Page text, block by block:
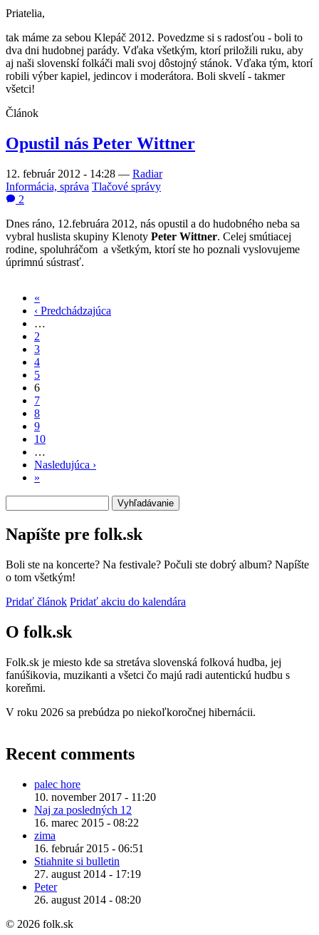
Priatelia,
tak máme za sebou Klepáč 2012. Povedzme si s radosťou - boli to
dva dni hudobnej parády. Vďaka všetkým, ktorí priložili ruku, aby
aj naši slovenskí folkáči mali svoj dôstojný stánok. Vďaka tým, ktorí
robili výber kapiel, jedincov i moderátora. Boli skvelí - takmer
všetci!
Článok
Opustil nás Peter Wittner
12. február 2012 - 14:28 — Radiar
Informácia, správa Tlačové správy
2
Dnes ráno, 12.februára 2012, nás opustil a do hudobného neba sa
vybral huslista skupiny Klenoty Peter Wittner. Celej smútiacej
rodine, spoluhráčom a všetkým, ktorí ste ho poznali vyslovujeme
úprimnú sústrasť.
Stránkovanie
«
strana
‹ Predchádzajúca
…
2
3
4
5
6
7
8
9
10
…
Nasledujúca ›
»
Napíšte pre folk.sk
Boli ste na koncerte? Na festivale? Počuli ste dobrý album? Napíšte
o tom všetkým!
Pridať článok Pridať akciu do kalendára
O folk.sk
Folk.sk je miesto kde sa stretáva slovenská folková hudba, jej
fanúšikovia, muzikanti a všetci čo majú radi autentickú hudbu s
koreňmi.
V roku 2026 sa prebúdza po niekoľkoročnej hibernácii.
Recent comments
palec hore
10. november 2017 - 11:20
Naj za posledných 12
16. marec 2015 - 08:22
zima
16. február 2015 - 06:51
Stiahnite si bulletin
27. august 2014 - 17:19
Peter
26. august 2014 - 08:20
© 2026 folk.sk